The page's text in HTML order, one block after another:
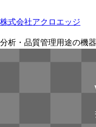
株式会社アクロエッジ
分析・品質管理用途の機